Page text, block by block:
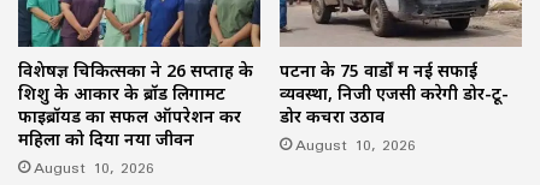
विशेषज्ञ चिकित्सकों ने 26 सप्ताह के
शिशु के आकार के ब्रॉड लिगामेंट
फाइब्रॉयड का सफल ऑपरेशन कर
महिला को दिया नया जीवन
August 10, 2026
पटना के 75 वार्डों में नई सफाई
व्यवस्था, निजी एजेंसी करेगी डोर-टू-
डोर कचरा उठाव
August 10, 2026